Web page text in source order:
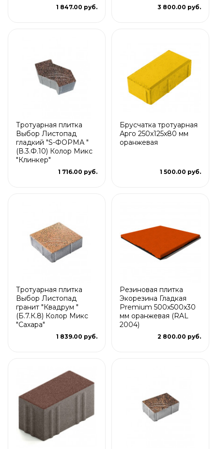
1 847.00 руб. 3 800.00 руб.
Тротуарная плитка
Выбор Листопад
гладкий "S-ФОРМА "
(В.3.Ф.10) Колор Микс
"Клинкер"
1 716.00 руб.
Брусчатка тротуарная
Арго 250x125x80 мм
оранжевая
1 500.00 руб.
Тротуарная плитка
Выбор Листопад
гранит "Квадрум "
(Б.7.К.8) Колор Микс
"Сахара"
1 839.00 руб.
Резиновая плитка
Экорезина Гладкая
Premium 500x500x30
мм оранжевая (RAL
2004)
2 800.00 руб.